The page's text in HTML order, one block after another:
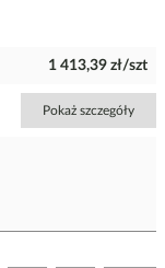
1 413,39 zł/szt
Pokaż szczegóły